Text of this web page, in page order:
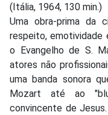
(Itália, 1964, 130 min.)
Uma obra-prima da
respeito, emotividade
o Evangelho de S.
atores não
uma banda sonora
Mozart até ao
convincente de